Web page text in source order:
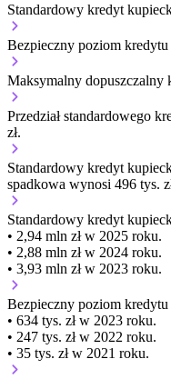
Standardowy kredyt
Bezpieczny poziom kredytu
Maksymalny dopuszczalny
Przedział standardowego
zł.
Standardowy kredyt
spadkowa wynosi 496 tys.
Standardowy kredyt
• 2,94 mln zł w 2025 roku.
• 2,88 mln zł w 2024 roku.
• 3,93 mln zł w 2023 roku.
Bezpieczny poziom kredytu
• 634 tys. zł w 2023 roku.
• 247 tys. zł w 2022 roku.
• 35 tys. zł w 2021 roku.